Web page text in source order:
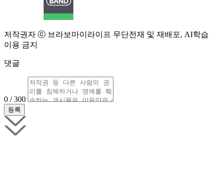
저작권자 ⓒ 브라보마이라이프 무단전재 및 재배포, AI학습
이용 금지
댓글
0 / 300